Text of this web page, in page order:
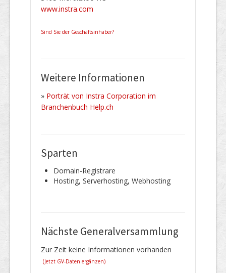
www.instra.com
Sind Sie der Geschäftsinhaber?
Weitere Informationen
» Porträt von Instra Corporation im
Branchenbuch Help.ch
Sparten
Domain-Registrare
Hosting, Serverhosting, Webhosting
Nächste Generalversammlung
Zur Zeit keine Informationen vorhanden
(Jetzt GV-Daten ergänzen)